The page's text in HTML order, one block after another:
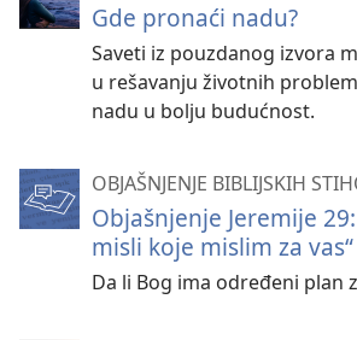
Gde pronaći nadu?
Saveti iz pouzdanog izvora
u rešavanju životnih
nadu u bolju budućnost.
OBJAŠNJENJE BIBLIJSKIH
Objašnjenje Jeremije
misli koje mislim za vas“
Da li Bog ima određeni plan